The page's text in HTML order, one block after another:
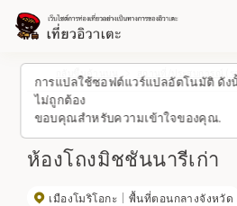
การแปลใช้ซอฟต์แวร์แปลอัตโนมัติ ดัง
ไม่ถูกต้อง
ขอบคุณสำหรับความเข้าใจของคุณ.
กลับขึ้นด้านบน สถานที่/ประสบการณ์ (ร
ห้องโถงมิชชันนารีเก่า
เมืองโมริโอกะ พื้นที่ตอนกลางจังหวัด